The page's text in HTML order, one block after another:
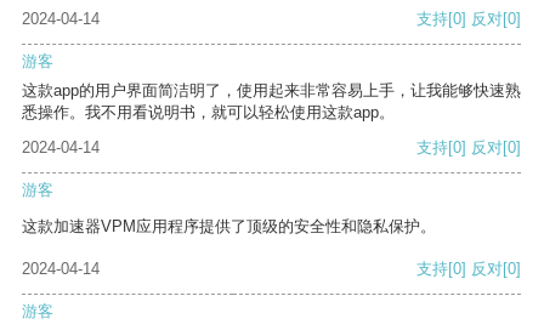
2024-04-14
支持[0] 反对[0]
游客
这款app的用户界面简洁明了，使用起来非常容易上手，让我能够快速熟
悉操作。我不用看说明书，就可以轻松使用这款app。
2024-04-14
支持[0] 反对[0]
游客
这款加速器VPM应用程序提供了顶级的安全性和隐私保护。
2024-04-14 支持[0] 反对[0]
游客